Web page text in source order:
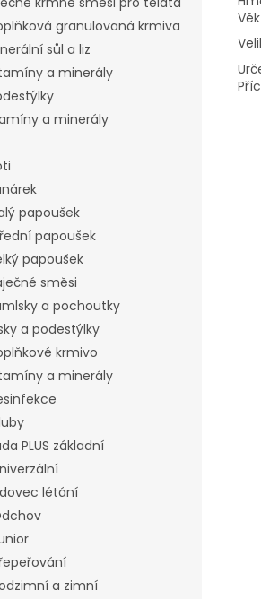
granulovaná krmiva
sůl a liz
a minerály
a minerály
papoušek
papoušek
papoušek
směsi
a pochoutky
a podestýlky
krmivo
a minerály
PLUS základní
létání
a zimní